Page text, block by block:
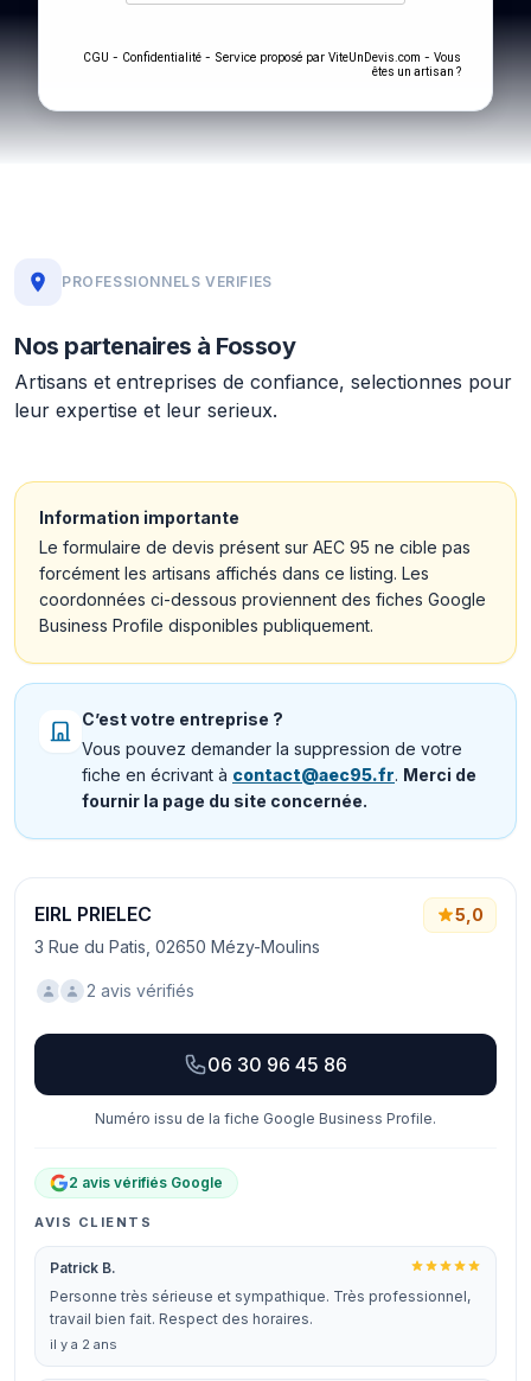
CGU - Confidentialité - Service proposé par ViteUnDevis.com - Vous
êtes un artisan ?
PROFESSIONNELS VERIFIES
Nos partenaires à Fossoy
Artisans et entreprises de confiance, selectionnes pour
leur expertise et leur serieux.
Information importante
Le formulaire de devis présent sur AEC 95 ne cible pas
forcément les artisans affichés dans ce listing. Les
coordonnées ci-dessous proviennent des fiches Google
Business Profile disponibles publiquement.
C’est votre entreprise ?
Vous pouvez demander la suppression de votre
fiche en écrivant à contact@aec95.fr. Merci de
fournir la page du site concernée.
EIRL PRIELEC
3 Rue du Patis, 02650 Mézy-Moulins
5,0
2 avis vérifiés
06 30 96 45 86
Numéro issu de la fiche Google Business Profile.
2 avis vérifiés Google
AVIS CLIENTS
Patrick B.
Personne très sérieuse et sympathique. Très professionnel,
travail bien fait. Respect des horaires.
il y a 2 ans